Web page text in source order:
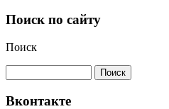
Поиск по сайту
Поиск
Вконтакте